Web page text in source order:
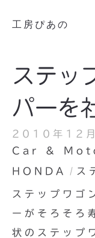
工房ぴあの
ステッ
パーを
2010年12
Car &
HONDA ス
ステップワゴ
ーがそろそろ
状のステップ